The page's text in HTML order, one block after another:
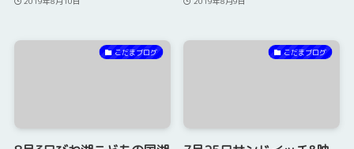
こだまブログ こだまブログ